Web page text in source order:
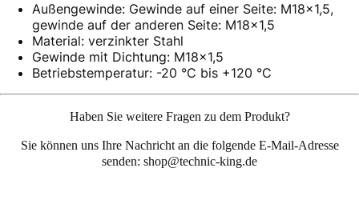
Außengewinde: Gewinde auf einer Seite: M18x1,5,
gewinde auf der anderen Seite: M18x1,5
Material: verzinkter Stahl
Gewinde mit Dichtung: M18x1,5
Betriebstemperatur: -20 °C bis +120 °C
Haben Sie weitere Fragen zu dem Produkt?
Sie können uns Ihre Nachricht an die folgende E-Mail-Adresse
senden: shop@technic-king.de